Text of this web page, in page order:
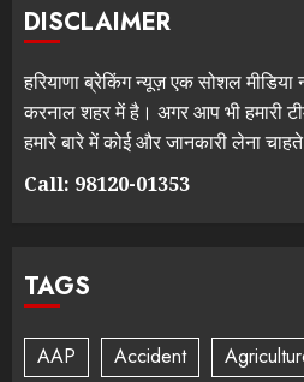
DISCLAIMER
हरियाणा ब्रेकिंग न्यूज़ एक सोशल
करनाल शहर में है। अगर आप भी हमारी
हमारे बारे में कोई और जानकारी लेना
Call: 98120-01353
TAGS
AAP Accident